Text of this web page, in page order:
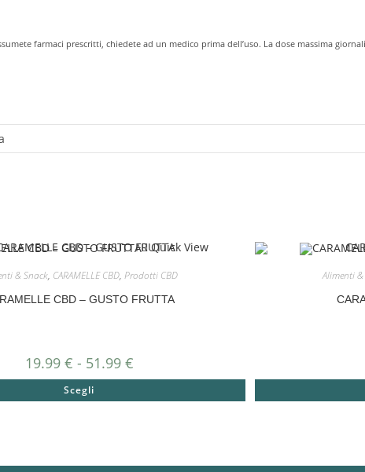
farmaci prescritti, chiedete ad un medico prima dell’uso. La dose massima
Quick View
& Snack, CARAMELLE CBD,Prodotti CBD
CBD – GUSTO FRUTTA
19.99 € - 51.99 €
Scegli
Alimenti